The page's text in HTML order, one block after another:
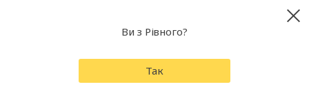
Ви з Рівного?
Так